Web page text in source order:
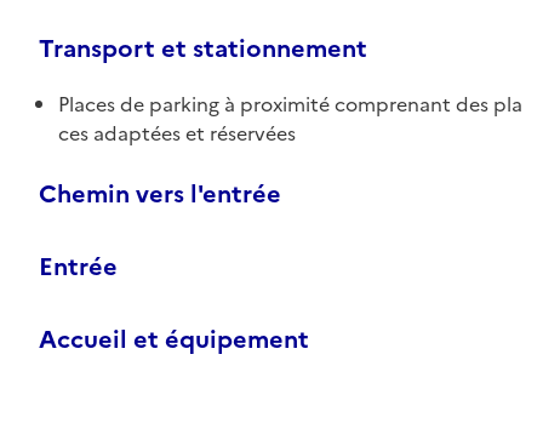
Transport et stationnement
Places de parking à proximité comprenant des pla
ces adaptées et réservées
Chemin vers l'entrée
Entrée
Accueil et équipement